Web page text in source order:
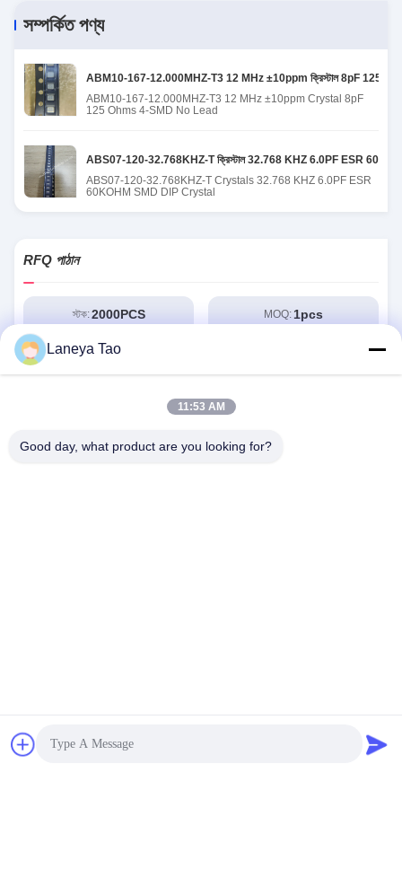
সম্পর্কিত পণ্য
ABM10-167-12.000MHZ-T3 12 MHz ±10ppm ক্রিস্টাল 8pF 125 ওহম 4-
ABM10-167-12.000MHZ-T3 12 MHz ±10ppm Crystal 8pF
125 Ohms 4-SMD No Lead
ABS07-120-32.768KHZ-T ক্রিস্টাল 32.768 KHZ 6.0PF ESR
ABS07-120-32.768KHZ-T Crystals 32.768 KHZ 6.0PF ESR
60KOHM SMD DIP Crystal
RFQ পাঠান
স্টক:2000PCS MOQ: 1pcs
Laneya Tao
11:53 AM
Good day, what product are you looking for?